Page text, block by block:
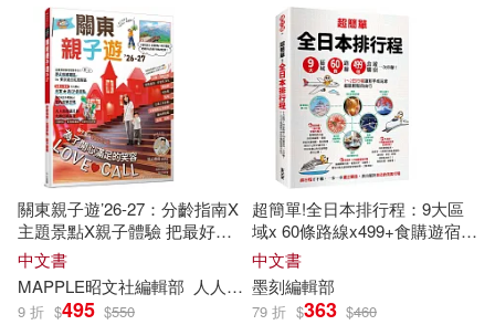
人人出版編輯部(37)
意林編輯部(37)
新雅文化編輯部(37)
莫理士．盧布朗(37)
中國統計編輯部(36)
時報出版(44)
上海科學技術出版社(43)
人類智庫(43) 幸福空間(43)
江西科學技術出版社(43)
福建科學技術出版社(43)
關東親子遊’26-27：分齡指南X
主題景點X親子體驗 把最好玩
的親子景點帶回家! MM哈日情
報誌7
中文書
MAPPLE昭文社編輯部 人人出版 編輯部 邱顯惠
9 折 $495 $550
超簡單!全日本排行程：9大區
域x 60條路線x499+食購遊宿一
次串聯!
中文書
墨刻編輯部
79 折 $363 $460